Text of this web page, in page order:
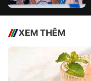
XEM THÊM